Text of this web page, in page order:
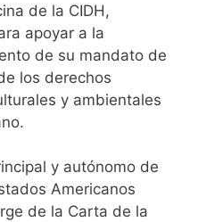
de la CIDH,
apoyar a la
de su mandato de
los derechos
y ambientales
y autónomo de
Americanos
de la Carta de la